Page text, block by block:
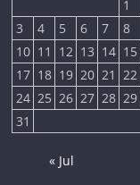
1
3
4 5 6 7 8
10 11 12 13 14 15
17 18 19 20 21 22
24 25 26 27 28 29
31
« Jul